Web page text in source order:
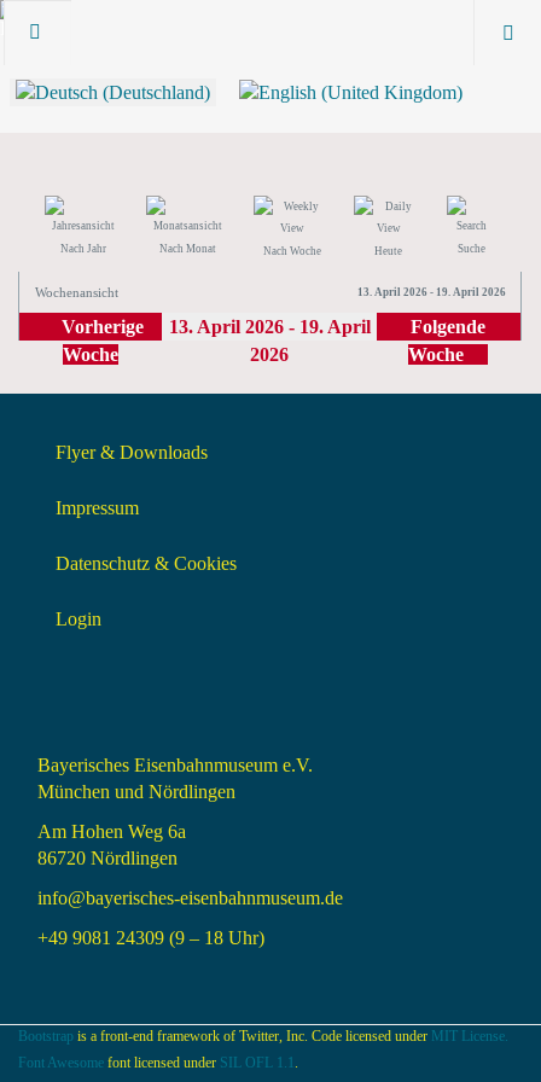
Nach Jahr Nach Monat Nach Woche Heute Suche
Wochenansicht 13. April 2026 - 19. April 2026
Vorherige
Woche
13. April 2026 - 19. April
2026
Folgende
Woche
Flyer & Downloads
Impressum
Datenschutz & Cookies
Login
Bayerisches Eisenbahnmuseum e.V.
München und Nördlingen
Am Hohen Weg 6a
86720 Nördlingen
info@bayerisches-eisenbahnmuseum.de
+49 9081 24309 (9 – 18 Uhr)
Bootstrap is a front-end framework of Twitter, Inc. Code licensed under MIT License.
Font Awesome font licensed under SIL OFL 1.1 .